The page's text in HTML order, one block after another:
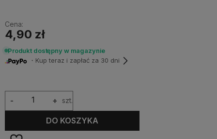
Cena:
4,90 zł
Produkt dostępny w magazynie
・Kup teraz i zapłać za 30 dni
+
- szt.
DO KOSZYKA